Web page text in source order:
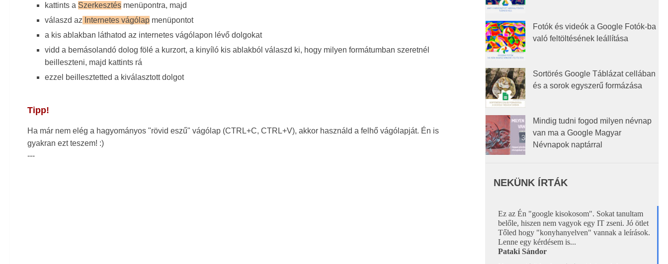
kattints a Szerkesztésmenüpontra, majd
válaszd az Internetes vágólapmenüpontot
a kis ablakban láthatod az internetes vágólapon lévő dolgokat
vidd a bemásolandó dolog fölé a kurzort, a kinyíló kis ablakból válaszd ki, hogy milyen formátumban szeretnél
beilleszteni, majd kattints rá
ezzel beillesztetted a kiválasztott dolgot
Tipp!
Ha már nem elég a hagyományos "rövid eszű" vágólap (CTRL+C, CTRL+V), akkor használd a felhő vágólapját. Én is
gyakran ezt teszem! :)
---
Fotók és videók a Google Fotók-ba
való feltöltésének leállítása
Sortörés Google Táblázat cellában
és a sorok egyszerű formázása
Mindig tudni fogod milyen névnap
van ma a Google Magyar
Névnapok naptárral
NEKÜNK ÍRTÁK
Ez az Én "google kisokosom". Sokat tanultam
belőle, hiszen nem vagyok egy IT zseni. Jó ötlet
Tőled hogy "konyhanyelven" vannak a leírások.
Lenne egy kérdésem is...
Pataki Sándor